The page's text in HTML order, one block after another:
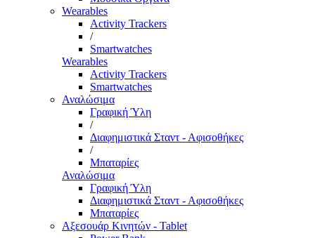
Wearables
Activity Trackers
/
Smartwatches
Wearables
Activity Trackers
Smartwatches
Αναλώσιμα
Γραφική Ύλη
/
Διαφημιστικά Σταντ - Αφισοθήκες
/
Μπαταρίες
Αναλώσιμα
Γραφική Ύλη
Διαφημιστικά Σταντ - Αφισοθήκες
Μπαταρίες
Αξεσουάρ Κινητών - Tablet